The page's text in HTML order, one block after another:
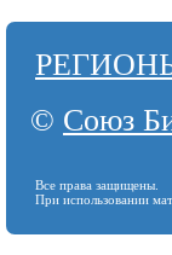
© Союз
Все права защищены.
При использовании